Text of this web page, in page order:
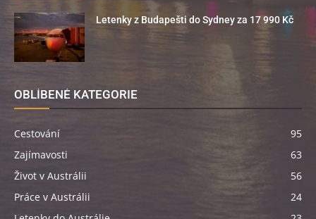
Letenky z Budapešti do Sydney za 17 990 Kč
OBLÍBENÉ KATEGORIE
Cestování
95
Zajímavosti
63
Život v Austrálii
56
Práce v Austrálii
24